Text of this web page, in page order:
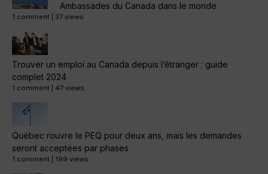
Ambassades du Canada dans le monde
1 comment 37 views
Trouver un emploi au Canada depuis l’étranger : guide
complet 2024
1 comment 47 views
Québec rouvre le PEQ pour deux ans, mais les demandes
seront acceptées par phases
1 comment 199 views